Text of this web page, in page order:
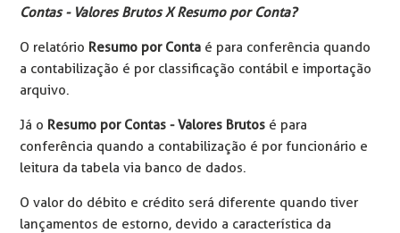
Contas - Valores Brutos X Resumo por Conta?
O relatório Resumo por Conta é para conferência quando
a contabilização é por classificação contábil e importação
arquivo.
Já o Resumo por Contas - Valores Brutos é para
conferência quando a contabilização é por funcionário e
leitura da tabela via banco de dados.
O valor do débito e crédito será diferente quando tiver
lançamentos de estorno, devido a característica da